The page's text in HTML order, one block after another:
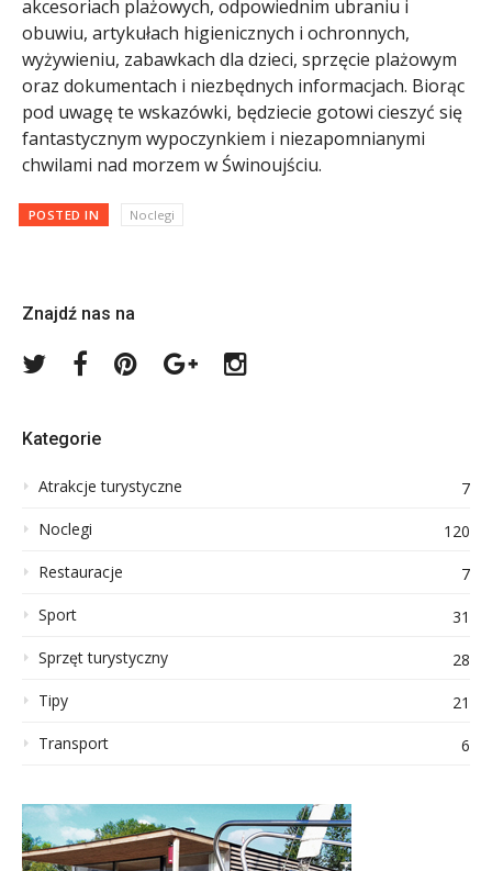
akcesoriach plażowych, odpowiednim ubraniu i
obuwiu, artykułach higienicznych i ochronnych,
wyżywieniu, zabawkach dla dzieci, sprzęcie plażowym
oraz dokumentach i niezbędnych informacjach. Biorąc
pod uwagę te wskazówki, będziecie gotowi cieszyć się
fantastycznym wypoczynkiem i niezapomnianymi
chwilami nad morzem w Świnoujściu.
POSTED IN Noclegi
Znajdź nas na
Twitter FacebookPinterestGoogle
Plus
Instagram
Kategorie
Atrakcje turystyczne
7
Noclegi
120
Restauracje
7
Sport
31
Sprzęt turystyczny
28
Tipy
21
Transport
6